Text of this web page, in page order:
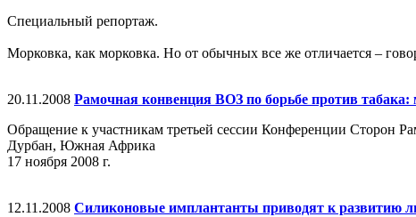
Специальный репортаж.
Морковка, как морковка. Но от обычных все же отличается –
20.11.2008 Рамочная конвенция ВОЗ по борьбе против
Обращение к участникам третьей сессии Конференции Сторон
Дурбан, Южная Африка
17 ноября 2008 г.
12.11.2008 Силиконовые имплантанты приводят к развитию